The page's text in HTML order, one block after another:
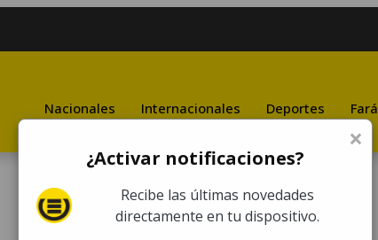
Nacionales Internacionales Deportes
×
¿Activar notificaciones?
Recibe las últimas novedades
directamente en tu dispositivo.